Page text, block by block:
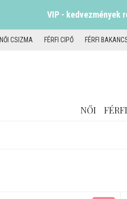
VIP - kedvezmények
NŐI CSIZMA FÉRFI CIPŐ FÉRFI
NŐI FÉRFI